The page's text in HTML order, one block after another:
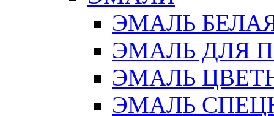
ЭМАЛЬ
ЭМАЛЬ ДЛЯ
ЭМАЛЬ
ЭМАЛЬ